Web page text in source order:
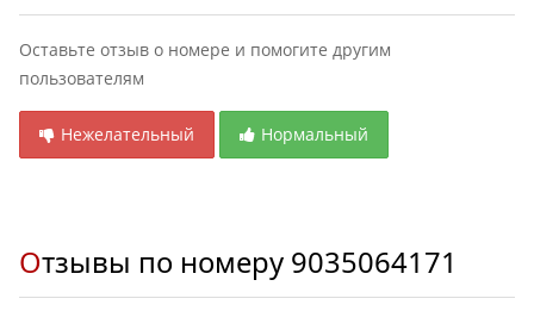
Оставьте отзыв о номере и помогите другим
пользователям
Нежелательный Нормальный
Отзывы по номеру 9035064171